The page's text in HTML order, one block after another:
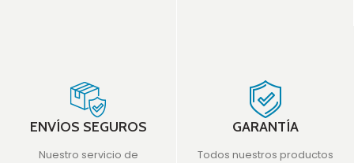
ENVÍOS SEGUROS
Nuestro servicio de
GARANTÍA
Todos nuestros productos